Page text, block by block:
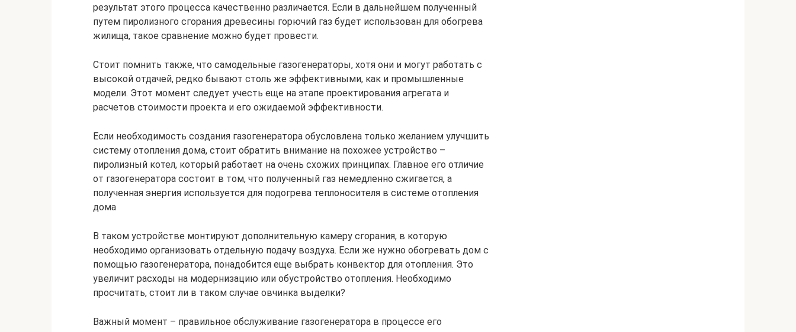
результат этого процесса качественно различается. Если в дальнейшем полученный
путем пиролизного сгорания древесины горючий газ будет использован для обогрева
жилища, такое сравнение можно будет провести.
Стоит помнить также, что самодельные газогенераторы, хотя они и могут работать с
высокой отдачей, редко бывают столь же эффективными, как и промышленные
модели. Этот момент следует учесть еще на этапе проектирования агрегата и
расчетов стоимости проекта и его ожидаемой эффективности.
Если необходимость создания газогенератора обусловлена только желанием улучшить
систему отопления дома, стоит обратить внимание на похожее устройство –
пиролизный котел, который работает на очень схожих принципах. Главное его отличие
от газогенератора состоит в том, что полученный газ немедленно сжигается, а
полученная энергия используется для подогрева теплоносителя в системе отопления
дома
В таком устройстве монтируют дополнительную камеру сгорания, в которую
необходимо организовать отдельную подачу воздуха. Если же нужно обогревать дом с
помощью газогенератора, понадобится еще выбрать конвектор для отопления. Это
увеличит расходы на модернизацию или обустройство отопления. Необходимо
просчитать, стоит ли в таком случае овчинка выделки?
Важный момент – правильное обслуживание газогенератора в процессе его